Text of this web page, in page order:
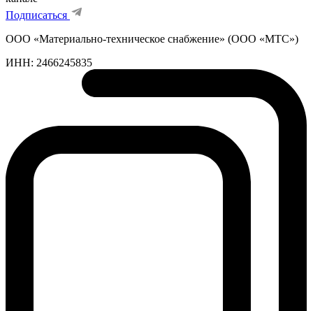
Подписаться
ООО «Материально-техническое снабжение» (ООО «МТС»)
ИНН: 2466245835